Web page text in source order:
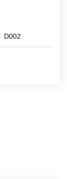
D002